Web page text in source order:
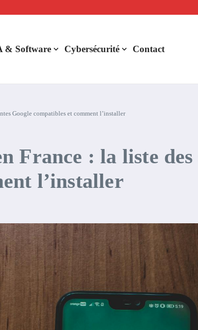
levier de rentabilité ?
& Software Cybersécurité Contact
Google compatibles et comment l’installer
France : la liste des
l’installer